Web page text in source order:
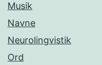
Musik
Navne
Neurolingvistik
Ord